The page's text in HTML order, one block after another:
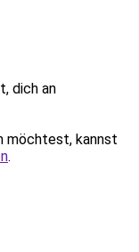
dich an
möchtest, kannst
.